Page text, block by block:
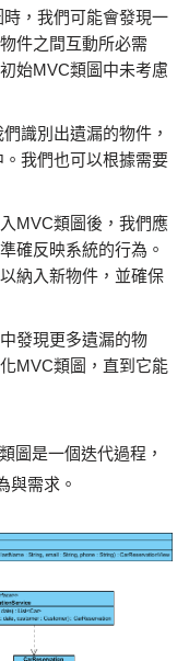
，我們可能會發現一
件之間互動所必需
始MVC類圖中未考慮
識別出遺漏的物件，
我們也可以根據需要
MVC類圖後，我們應
確反映系統的行為。
納入新物件，並確保
發現更多遺漏的物
MVC類圖，直到它能
圖是一個迭代過程，
與需求。